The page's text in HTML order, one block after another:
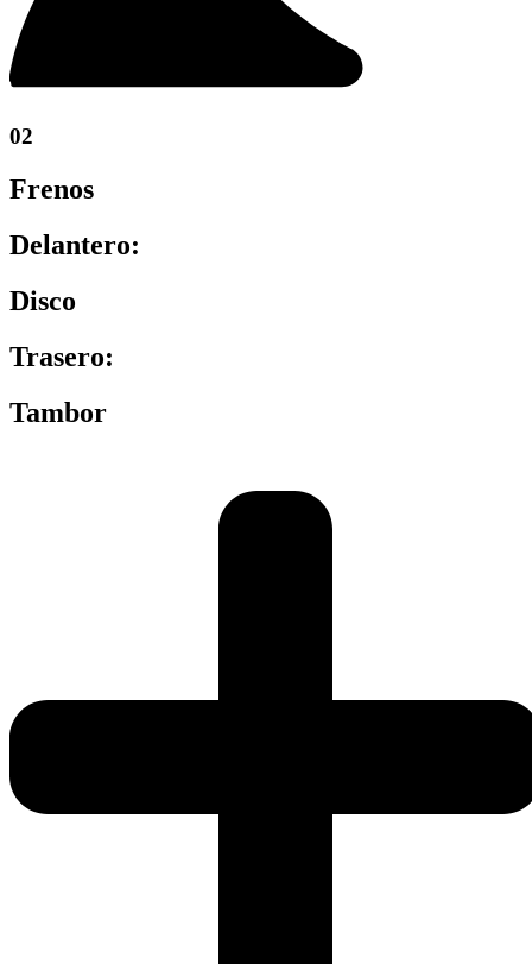
02
Frenos
Delantero:
Disco
Trasero:
Tambor